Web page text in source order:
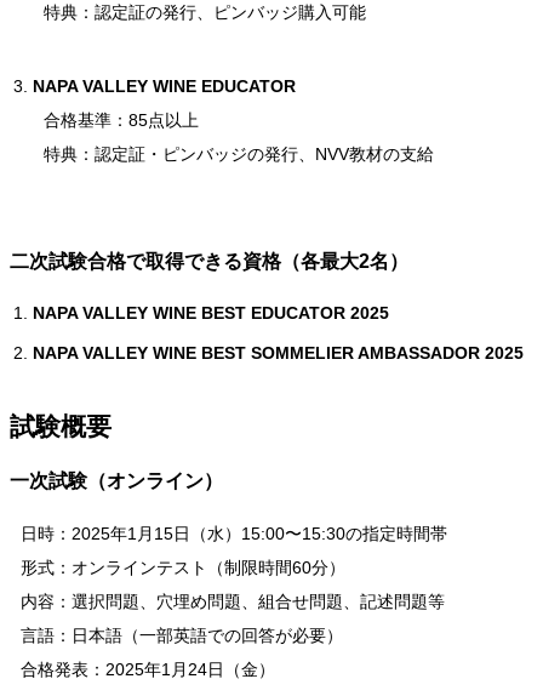
特典：認定証の発行、ピンバッジ購入可能
NAPA VALLEY WINE EDUCATOR
合格基準：85点以上
特典：認定証・ピンバッジの発行、NVV教材の支給
二次試験合格で取得できる資格（各最大2名）
NAPA VALLEY WINE BEST EDUCATOR 2025
NAPA VALLEY WINE BEST SOMMELIER AMBASSADOR 2025
試験概要
一次試験（オンライン）
日時：2025年1月15日（水）15:00〜15:30の指定時間帯
形式：オンラインテスト（制限時間60分）
内容：選択問題、穴埋め問題、組合せ問題、記述問題等
言語：日本語（一部英語での回答が必要）
合格発表：2025年1月24日（金）